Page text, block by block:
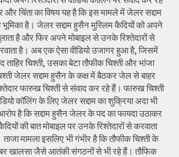
और चिंता का विषय यह है कि इस मामले में जेलर सद्दाम
है। जेलर सद्दाम हुसैन मुस्लिम कैदियों को अपने
है और फिर अपने मोबाइल से उनके रिश्तेदारों से
है। अब एक ऐसा वीडियो उजागर हुआ है, जिसमें
चिश्ती, उसका बेटा तौफीक चिश्ती और भांजा
जेलर सद्दाम हुसैन के कक्ष में बैठकर जेल से बाहर
फारुख चिश्ती से संवाद कर रहे हैं। फारुख चिश्ती
कॉलिंग के लिए जेलर सद्दाम का शुक्रिया अदा भी
है कि सद्दाम हुसैन जेलर के पद का फायदा उठाकर
की बात मोबाइल पर उनके रिश्तेदारों से करवाता
ताजा मामला इसलिए भी गंभीर है कि तौफीक चिश्ती के
खालसा जैसे आतंकी संगठनों से भी रहे हैं। तौफिक